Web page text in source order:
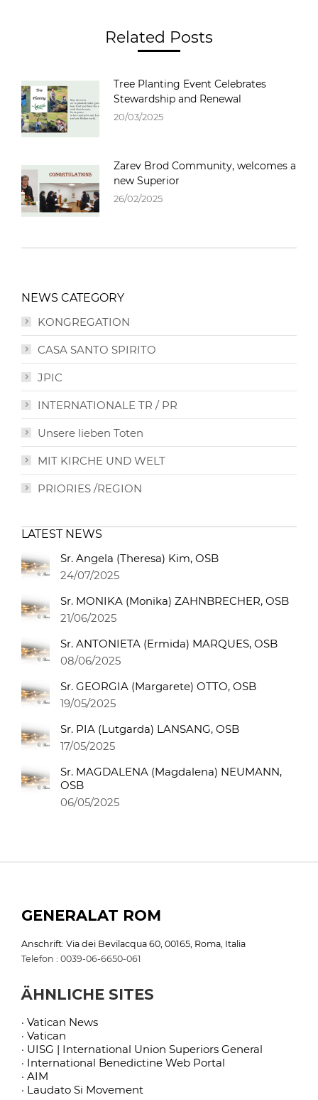
Related Posts
Tree Planting Event Celebrates
Stewardship and Renewal
20/03/2025
Zarev Brod Community, welcomes a
new Superior
26/02/2025
NEWS CATEGORY
KONGREGATION
CASA SANTO SPIRITO
JPIC
INTERNATIONALE TR / PR
Unsere lieben Toten
MIT KIRCHE UND WELT
PRIORIES /REGION
LATEST NEWS
Sr. Angela (Theresa) Kim, OSB
24/07/2025
Sr. MONIKA (Monika) ZAHNBRECHER, OSB
21/06/2025
Sr. ANTONIETA (Ermida) MARQUES, OSB
08/06/2025
Sr. GEORGIA (Margarete) OTTO, OSB
19/05/2025
Sr. PIA (Lutgarda) LANSANG, OSB
17/05/2025
Sr. MAGDALENA (Magdalena) NEUMANN,
OSB
06/05/2025
GENERALAT ROM
Anschrift: Via dei Bevilacqua 60, 00165, Roma, Italia
Telefon : 0039-06-6650-061
ÄHNLICHE SITES
· Vatican News
· Vatican
· UISG | International Union Superiors General
· International Benedictine Web Portal
· AIM
· Laudato Si Movement